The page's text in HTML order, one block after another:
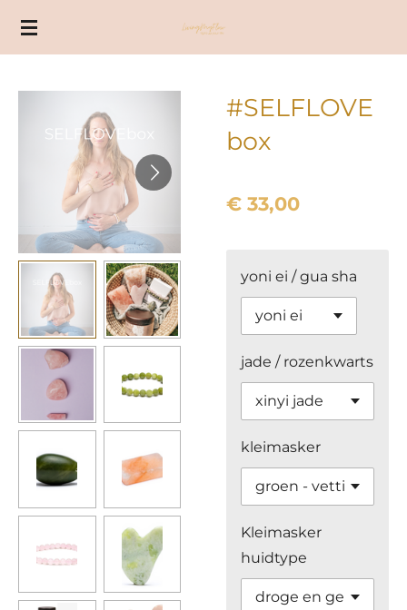
Ga
hoofdinhoud
#SELFLOVE
box
€ 33,00
yoni ei / gua sha
jade / rozenkwarts
kleimasker
Kleimasker
huidtype